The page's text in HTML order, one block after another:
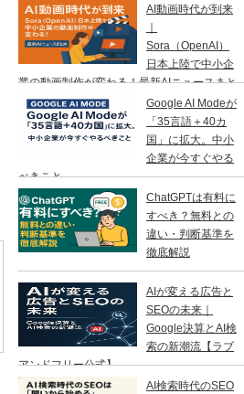
AI動画時代が到来
Sora（OpenAI）
日本上陸で中小企
業の動画制作が変わる！最新AIニュースまと
め
Google AI Modeが
「35言語＋40カ
国」に拡大。中小
企業が今すぐやる
べきこと
ChatGPTは有料に
すべき？無料との
違い・判断基準を
徹底解説
AIが変える広告と
SEOの未来｜
Google決算とAI検
索の新潮流【ラブ
アンドフリー公式】
AI検索時代のSEO